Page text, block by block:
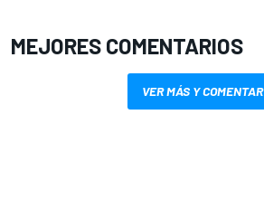
MEJORES COMENTARIOS
VER MÁS Y COMENTAR